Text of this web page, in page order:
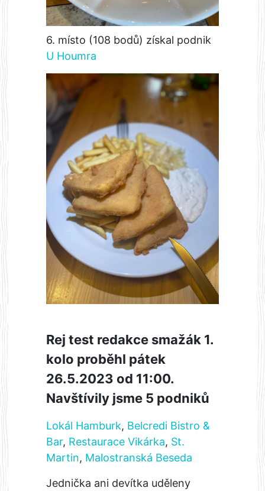
6. místo (108 bodů) získal podnik
U Houmra
Rej test redakce smažák 1.
kolo proběhl pátek
26.5.2023 od 11:00.
Navštívily jsme 5 podniků
Lokál Hamburk, Belcredi Bistro &
Bar, Restaurace Vikárka, St.
Martin, Malostranská Beseda
Jednička ani devítka uděleny